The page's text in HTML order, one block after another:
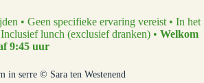
• Geen specifieke ervaring vereist • In het
lunch (exclusief dranken) • Welkom
9:45 uur
in serre © Sara ten Westenend